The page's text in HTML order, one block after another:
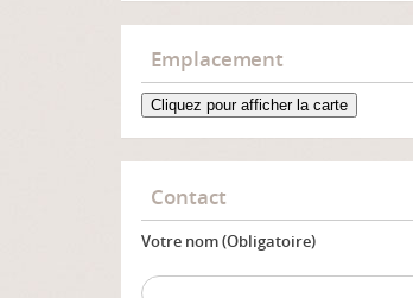
Emplacement
Cliquez pour afficher la carte
Contact
Votre nom (Obligatoire)